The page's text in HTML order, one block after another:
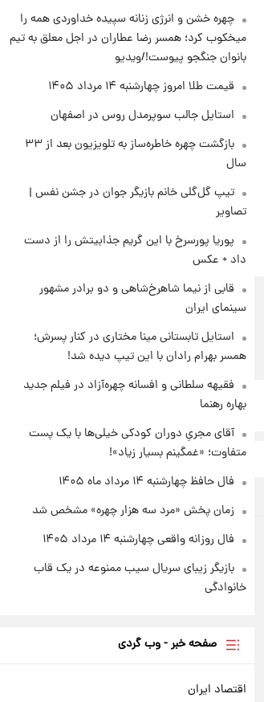
آمریکا به مدرسه میناب؛ «باید
سیلی محکمی به صورت ترامپ زد»
۲۱ ساعت پیش
قیمت طلا و سکه امروز چهارشنبه
و سکه
چهره خشن و انرژی زنانه سپیده خداوردی همه را
میخکوب کرد؛ همسر رضا عطاران در اجل معلق به تیم
بانوان جنگجو پیوست!/ویدیو
قیمت طلا امروز چهارشنبه ۱۴ مرداد ۱۴۰۵
استایل جالب سوپرمدل روس در اصفهان
بازگشت چهره خاطره‌ساز به تلویزیون بعد از ۳۳
سال
تیپ گل‌گلی خانم بازیگر جوان در جشن نفس |
تصاویر
پوریا پورسرخ با این گریم جذابیتش را از دست
داد + عکس
قابی از نیما شاهرخ‌شاهی و دو برادر مشهور
سینمای ایران
استایل تابستانی مینا مختاری در کنار پسرش؛
همسر بهرام رادان با این تیپ دیده شد!
فقیهه سلطانی و افسانه چهره‌آزاد در فیلم جدید
بهاره رهنما
آقای مجریِ دوران کودکی خیلی‌ها با یک پست
متفاوت؛ «غمگینم بسیار زیاد»!
فال حافظ چهارشنبه ۱۴ مرداد ماه ۱۴۰۵
زمان پخش «مرد سه هزار چهره» مشخص شد
فال روزانه واقعی چهارشنبه ۱۴ مرداد ۱۴۰۵
بازیگر زیبای سریال سیب ممنوعه در یک قاب
خانوادگی
صفحه خبر - وب گردی
اقتصاد ایران